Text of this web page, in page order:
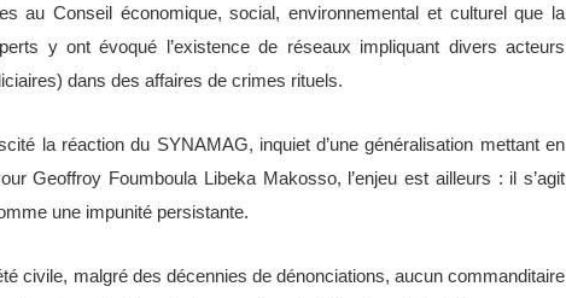
au Conseil économique, social, environnemental et culturel que la
y ont évoqué l’existence de réseaux impliquant divers acteurs
dans des affaires de crimes rituels.
la réaction du SYNAMAG, inquiet d’une généralisation mettant en
Geoffroy Foumboula Libeka Makosso, l’enjeu est ailleurs : il s’agit
une impunité persistante.
civile, malgré des décennies de dénonciations, aucun commanditaire